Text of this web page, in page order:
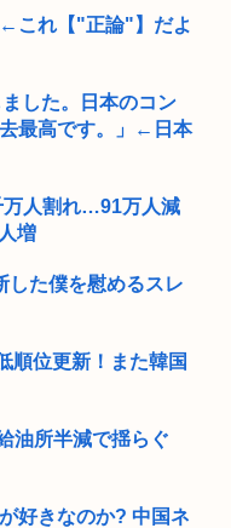
これ【"正論"】だよ
した。日本のコン
最高です。」←日本
万人割れ…91万人減
増
した僕を慰めるスレ
順位更新！また韓国
油所半減で揺らぐ
好きなのか? 中国ネ